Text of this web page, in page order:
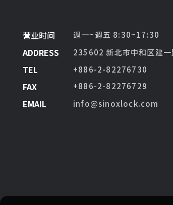
营业时间 週一~週五 8:30~17:30
ADDRESS 235602 新北市中和区建
TEL +886-2-82276730
FAX +886-2-82276729
EMAIL info@sinoxlock.com